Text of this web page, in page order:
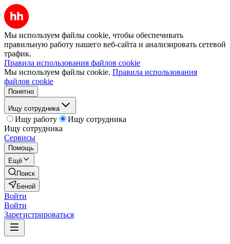
Мы используем файлы cookie, чтобы обеспечивать
правильную работу нашего веб-сайта и анализировать сетевой
трафик.
Правила использования файлов cookie
Мы используем файлы cookie. Правила использования
файлов cookie
Понятно
Ищу сотрудника
Ищу работу
Ищу сотрудника
Ищу сотрудника
Сервисы
Помощь
Ещё
Поиск
Беной
Войти
Войти
Зарегистрироваться